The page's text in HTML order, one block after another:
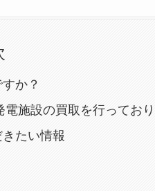
か？
施設の買取を行ってお
たい情報